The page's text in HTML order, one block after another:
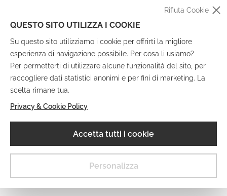
QUESTO SITO UTILIZZA I COOKIE
Su questo sito utilizziamo i cookie per offrirti la migliore
esperienza di navigazione possibile. Per cosa li usiamo?
Per permetterti di utilizzare alcune funzionalità del sito, per
raccogliere dati statistici anonimi e per fini di marketing. La
scelta rimane tua.
Privacy & Cookie Policy
Accetta tutti i cookie
Personalizza
Rifiuta Cookie
MENU